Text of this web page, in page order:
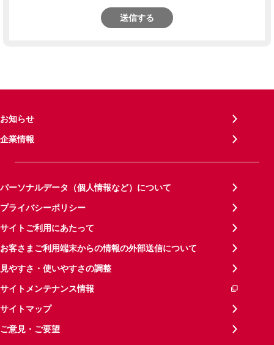
送信する
お知らせ
企業情報
パーソナルデータ（個人情報など）について
プライバシーポリシー
サイトご利用にあたって
お客さまご利用端末からの情報の外部送信について
見やすさ・使いやすさの調整
サイトメンテナンス情報
サイトマップ
ご意見・ご要望